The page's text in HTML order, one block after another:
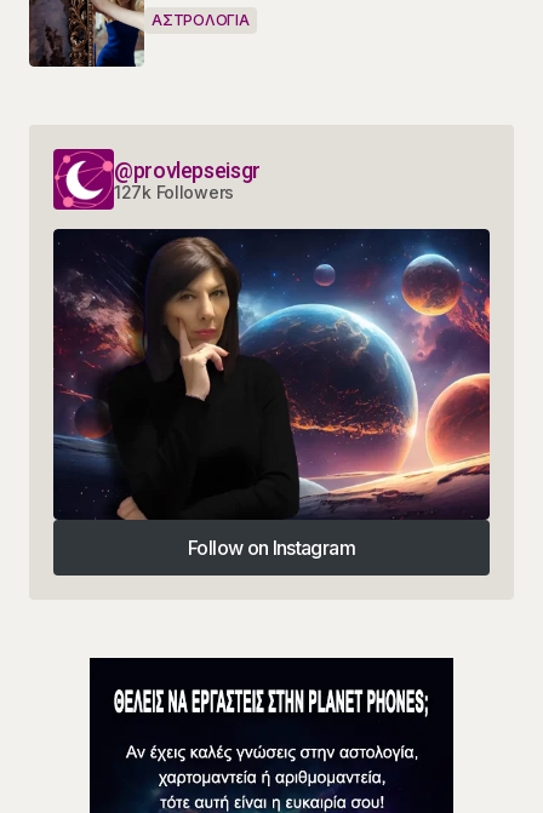
ΑΣΤΡΟΛΟΓΙΑ
@provlepseisgr
127k Followers
Follow on Instagram
Follow on Instagram